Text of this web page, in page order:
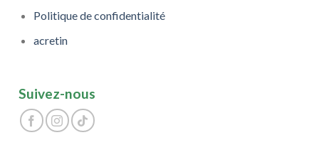
Politique de confidentialité
acretin
Suivez-nous